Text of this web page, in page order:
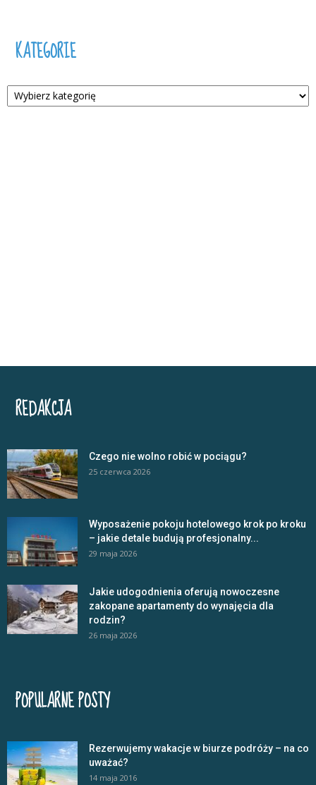
KATEGORIE
Kategorie
REDAKCJA
Czego nie wolno robić w pociągu?
25 czerwca 2026
Wyposażenie pokoju hotelowego krok po kroku
– jakie detale budują profesjonalny...
29 maja 2026
Jakie udogodnienia oferują nowoczesne
zakopane apartamenty do wynajęcia dla
rodzin?
26 maja 2026
POPULARNE POSTY
Rezerwujemy wakacje w biurze podróży – na co
uważać?
14 maja 2016